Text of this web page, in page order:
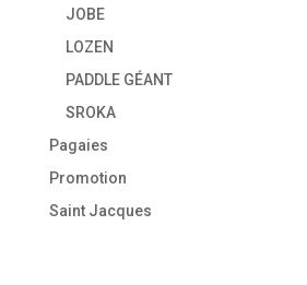
JOBE
LOZEN
PADDLE GÉANT
SROKA
Pagaies
Promotion
Saint Jacques